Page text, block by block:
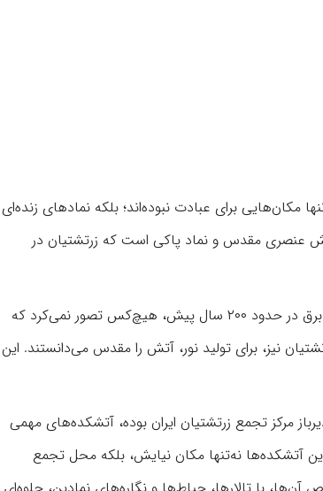
برای عبادت نبوده‌اند؛ بلکه نمادهای زنده‌ای
عنصری مقدس و نماد پاکی است که زرتشتیان در
صالحی گفت: خداوند در قرآن می‌فرماید: «اللهُ نُورُ السَّمَاوَاتِ وَالْأَرْضِ…» تا پیش از کشف برق در حدود ۲۰۰ سال پیش، هیچ‌کس تصور نمی‌کرد که
نیز، برای تولید نور، آتش را مقدس می‌دانستند. این
مرکز تجمع زرتشتیان ایران بوده، آتشکده‌های مهمی
آتشکده‌ها نه‌تنها مکان نیایش، بلکه محل تجمع